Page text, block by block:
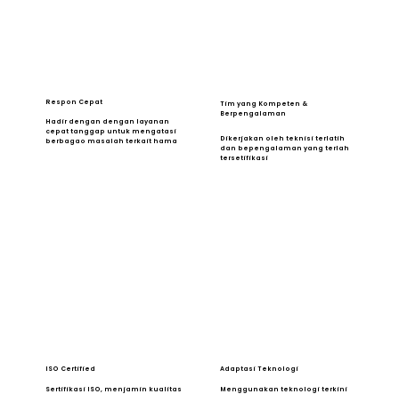
Adaptasi Teknologi
Menggunakan teknologi terkini
ISO Certified
Sertifikasi ISO, menjamin kualitas
Tim yang Kompeten &
Berpengalaman
Dikerjakan oleh teknisi terlatih
dan bepengalaman yang terlah
tersetifikasi
Respon Cepat
Hadir dengan dengan layanan
cepat tanggap untuk mengatasi
berbagao masalah terkait hama